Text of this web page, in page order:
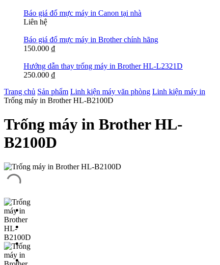
Báo giá đổ mực máy in Canon tại nhà
Liên hệ
Báo giá đổ mực máy in Brother chính hãng
150.000 ₫
Hướng dẫn thay trống máy in Brother HL-L2321D
250.000 ₫
Trang chủ Sản phẩm Linh kiện máy văn phòng Linh kiện máy in
Trống máy in Brother HL-B2100D
Trống máy in Brother HL-
B2100D